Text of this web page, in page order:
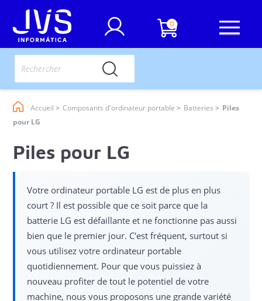
0
Accueil Composants d'ordinateur portable Batteries
Piles
pour LG
Piles pour LG
Votre ordinateur portable LG est de plus en plus
court ? Il est possible que ce soit parce que la
batterie LG est défaillante et ne fonctionne pas aussi
bien que le premier jour. C'est fréquent, surtout si
vous utilisez votre ordinateur portable
quotidiennement. Pour que vous puissiez à
nouveau profiter de tout le potentiel de votre
machine, nous vous proposons une grande variété